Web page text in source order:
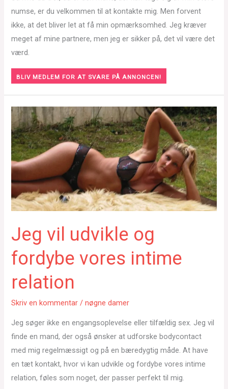
numse, er du velkommen til at kontakte mig. Men forvent
ikke, at det bliver let at få min opmærksomhed. Jeg kræver
meget af mine partnere, men jeg er sikker på, det vil være det
værd.
BLIV MEDLEM FOR AT SVARE PÅ ANNONCEN!
Jeg vil udvikle og
fordybe vores intime
relation
Skriv en kommentar /nøgne damer
Jeg søger ikke en engangsoplevelse eller tilfældig sex. Jeg vil
finde en mand, der også ønsker at udforske bodycontact
med mig regelmæssigt og på en bæredygtig måde. At have
en tæt kontakt, hvor vi kan udvikle og fordybe vores intime
relation, føles som noget, der passer perfekt til mig.